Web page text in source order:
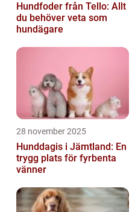
Hundfoder från Tello: Allt
du behöver veta som
hundägare
28 november 2025
Hunddagis i Jämtland: En
trygg plats för fyrbenta
vänner